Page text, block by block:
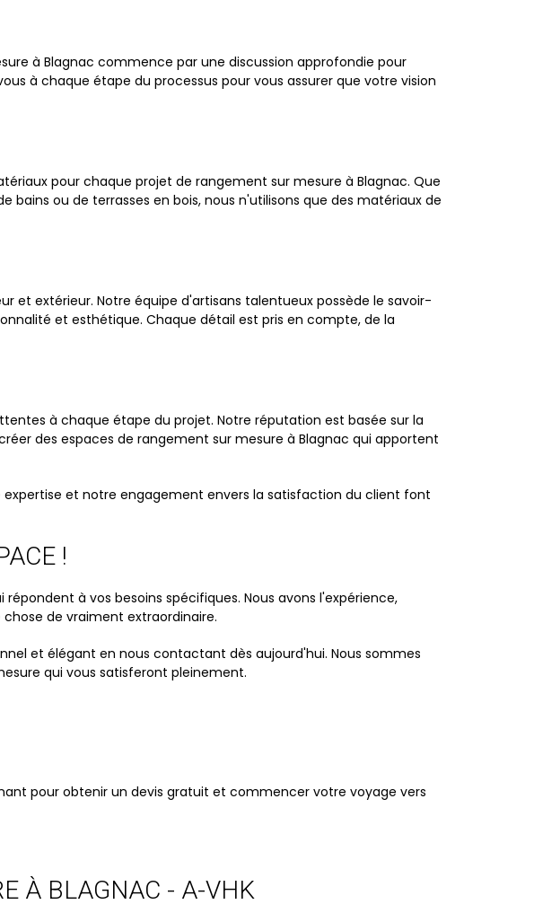
à Blagnac commence par une discussion approfondie pour
à chaque étape du processus pour vous assurer que votre vision
pour chaque projet de rangement sur mesure à Blagnac. Que
bains ou de terrasses en bois, nous n'utilisons que des matériaux de
et extérieur. Notre équipe d'artisans talentueux possède le savoir-
et esthétique. Chaque détail est pris en compte, de la
à chaque étape du projet. Notre réputation est basée sur la
des espaces de rangement sur mesure à Blagnac qui apportent
et notre engagement envers la satisfaction du client font
!
à vos besoins spécifiques. Nous avons l'expérience,
de vraiment extraordinaire.
et élégant en nous contactant dès aujourd'hui. Nous sommes
qui vous satisferont pleinement.
pour obtenir un devis gratuit et commencer votre voyage vers
À BLAGNAC - A-VHK